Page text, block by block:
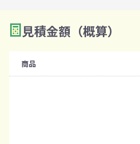
2 数量を入力
購入条件
見積金額（概算）
商品